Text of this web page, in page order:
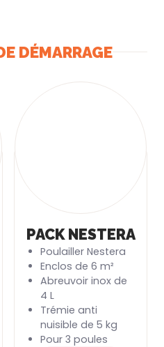
DÉMARRAGE
PACK NESTERA
Poulailler Nestera
Enclos de 6 m²
Abreuvoir inox de
4 L
Trémie anti
nuisible de 5 kg
Pour 3 poules